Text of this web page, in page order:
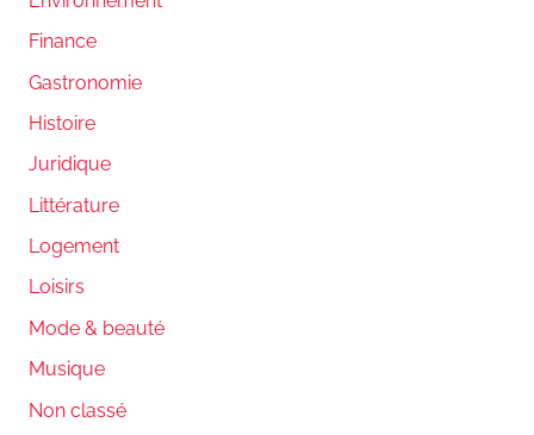
Finance
Gastronomie
Histoire
Juridique
Littérature
Logement
Loisirs
Mode & beauté
Musique
Non classé